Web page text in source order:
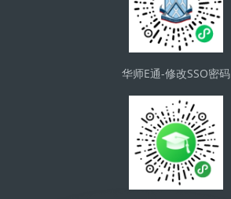
华师E通-修改SSO密码